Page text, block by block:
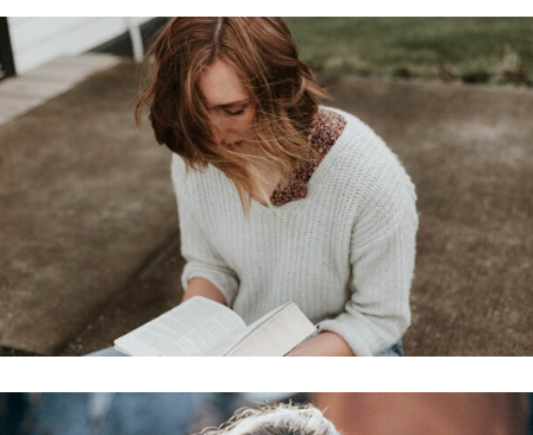
TRUE CONNECTION
Holiday